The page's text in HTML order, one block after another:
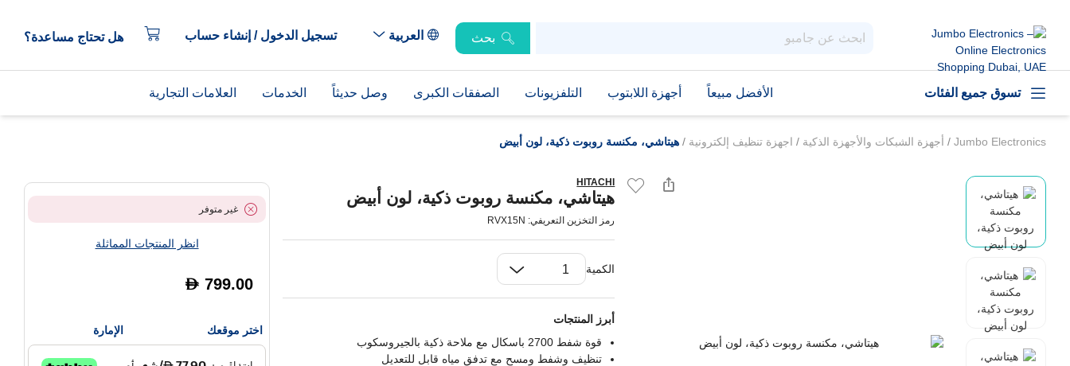
بحث العربية تسجيل الدخول / إنشاء حساب هل تحتاج مساعدة؟
تسوق جميع الفئات الأفضل مبيعاً أجهزة اللابتوب التلفزيونات الصفقات الكبرى وصل حديثاً الخدمات العلامات التجارية
Jumbo Electronics
/ أجهزة الشبكات والأجهزة الذكية / اجهزة تنظيف إلكترونية / هيتاشي، مكنسة روبوت ذكية، لون أبيض
HITACHI
هيتاشي، مكنسة روبوت ذكية، لون أبيض
رمز التخزين التعريفي: RVX15N
الكمية
أبرز المنتجات
قوة شفط 2700 باسكال مع ملاحة ذكية بالجيروسكوب
تنظيف وشفط ومسح مع تدفق مياه قابل للتعديل
غير متوفر
انظر المنتجات المماثلة
D 799.00
اختر موقعك الإمارة